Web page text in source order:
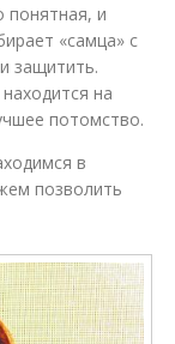
и
«самца» с
защитить.
на
потомство.
в
позволить